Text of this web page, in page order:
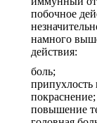
побочное
намного
действия:
боль;
припухлость
покраснение;
повышение